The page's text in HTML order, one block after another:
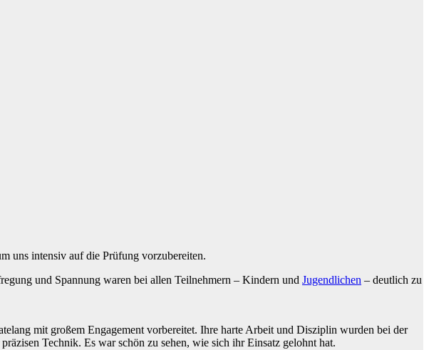
uns intensiv auf die Prüfung vorzubereiten.
und Spannung waren bei allen Teilnehmern – Kindern und Jugendlichen – deutlich zu
mit großem Engagement vorbereitet. Ihre harte Arbeit und Disziplin wurden bei der
Technik. Es war schön zu sehen, wie sich ihr Einsatz gelohnt hat.